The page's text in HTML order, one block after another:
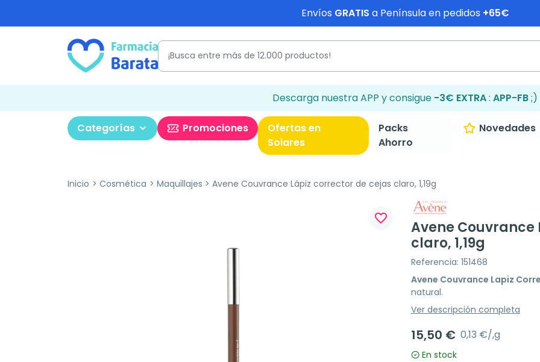
Envíos GRATIS a Península en pedidos +65€
Descarga nuestra APP y consigue -3€ EXTRA: APP-FB;)
Categorías Promociones
Ofertas en
Solares
Packs
Ahorro
Novedades
Inicio Cosmética Maquillajes Avene Couvrance Lápiz corrector de cejas claro, 1,19g
favorite_border
Avene
claro, 1,19g
Referencia: 151468
Avene Couvrance Lapiz
natural.
Ver descripción completa
15,50 € 0,13 €/,g
En stock